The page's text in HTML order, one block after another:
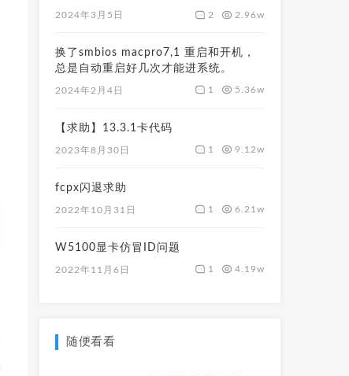
2024年3月5日 2 2.96w
换了smbios macpro7,1 重启和开机，
总是自动重启好几次才能进系统。
2024年2月4日 1 5.36w
【求助】13.3.1卡代码
2023年8月30日 1 9.12w
fcpx闪退求助
2022年10月31日 1 6.21w
W5100显卡仿冒ID问题
2022年11月6日 1 4.19w
随便看看